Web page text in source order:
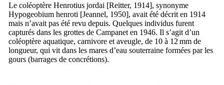
Le coléoptère Henrotius jordai [Reitter, 1914], synonyme
Hypogeobium henroti [Jeannel, 1950], avait été décrit en 1914
mais n’avait pas été revu depuis. Quelques individus furent
capturés dans les grottes de Campanet en 1946. Il s’agit d’un
coléoptère aquatique, carnivore et aveugle, de 10 à 12 mm de
longueur, qui vit dans les mares d’eau souterraine formées par les
gours (barrages de concrétions).